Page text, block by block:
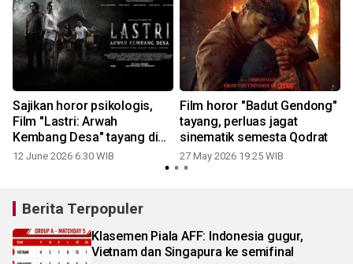
Sajikan horor psikologis,
Film "Lastri: Arwah
Kembang Desa" tayang di
bioskop Juli
12 June 2026 6:30 WIB
Film horor "Badut Gendong"
tayang, perluas jagat
sinematik semesta Qodrat
27 May 2026 19:25 WIB
Berita Terpopuler
Klasemen Piala AFF: Indonesia gugur,
Vietnam dan Singapura ke semifinal